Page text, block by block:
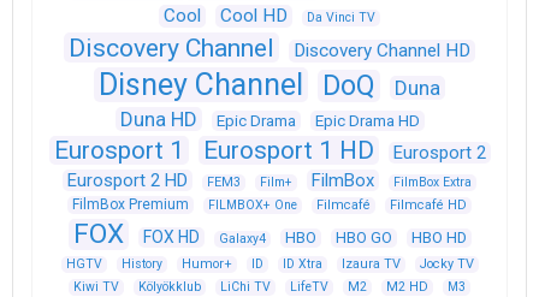
Cool Cool HD Da Vinci TV
Discovery Channel Discovery Channel HD
Disney Channel DoQ
Duna
Duna HD
Epic Drama Epic Drama HD
Eurosport 1 Eurosport 1 HD
Eurosport 2
Eurosport 2 HD
FEM3 Film+ FilmBox FilmBox Extra
FilmBox Premium FILMBOX+ One Filmcafé Filmcafé HD
FOX FOX HD Galaxy4 HBO HBO GO HBO HD
HGTV History Humor+ ID ID Xtra Izaura TV
Jocky TV
Kiwi TV
Kölyökklub LiChi TV LifeTV M2 M2 HD M3